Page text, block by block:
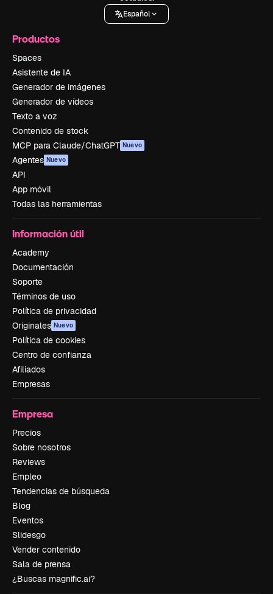
Español
Productos
Spaces
Asistente de IA
Generador de imágenes
Generador de vídeos
Texto a voz
Contenido de stock
MCP para Claude/ChatGPT Nuevo
Agentes Nuevo
API
App móvil
Todas las herramientas
Información útil
Academy
Documentación
Soporte
Términos de uso
Política de privacidad
Originales Nuevo
Política de cookies
Centro de confianza
Afiliados
Empresas
Empresa
Precios
Sobre nosotros
Reviews
Empleo
Tendencias de búsqueda
Blog
Eventos
Slidesgo
Vender contenido
Sala de prensa
¿Buscas magnific.ai?